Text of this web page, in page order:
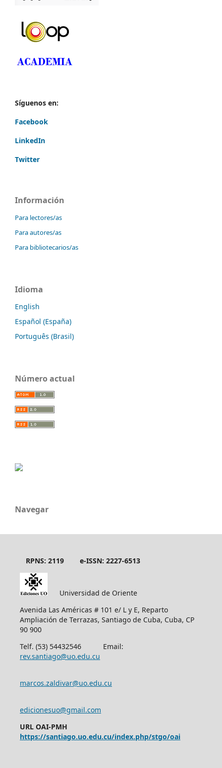
Síguenos en:
Facebook
LinkedIn
Twitter
Información
Para lectores/as
Para autores/as
Para bibliotecarios/as
Idioma
English
Español (España)
Português (Brasil)
Número actual
Navegar
RPNS: 2119 e-ISSN: 2227-6513
Universidad de Oriente
Avenida Las Américas # 101 e/ L y E, Reparto
Ampliación de Terrazas, Santiago de Cuba, Cuba, CP
90 900
Telf. (53) 54432546 Email:
rev.santiago@uo.edu.cu
marcos.zaldivar@uo.edu.cu
edicionesuo@gmail.com
URL OAI-PMH
https://santiago.uo.edu.cu/index.php/stgo/oai